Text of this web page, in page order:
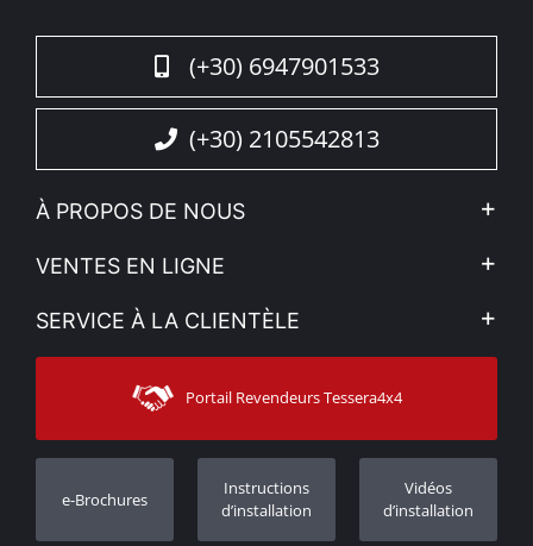
4x4.
(+30) 6947901533
(+30) 2105542813
À PROPOS DE NOUS
L'entreprise
Voir nos actualités
Sitemap
VENTES EN LIGNE
Mon compte
Moyens d’expédition
SERVICE À LA CLIENTÈLE
Contacter
Assistance aux clients
Suivi des commandes
Concessionnaires
Portail Revendeurs Tessera4x4
e-Brochures
Instructions
d’installation
Vidéos
d’installation